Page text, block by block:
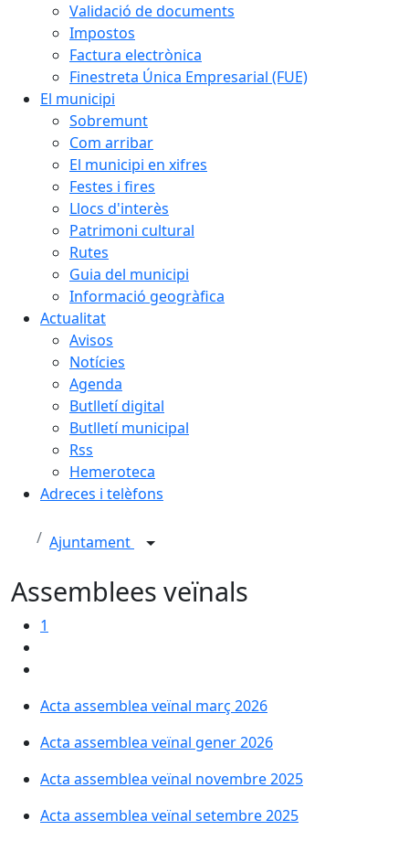
Validació de documents
Impostos
Factura electrònica
Finestreta Única Empresarial (FUE)
El municipi
Sobremunt
Com arribar
El municipi en xifres
Festes i fires
Llocs d'interès
Patrimoni cultural
Rutes
Guia del municipi
Informació geogràfica
Actualitat
Avisos
Notícies
Agenda
Butlletí digital
Butlletí municipal
Rss
Hemeroteca
Adreces i telèfons
Ajuntament
Assemblees veïnals
1
Acta assemblea veïnal març 2026
Acta assemblea veïnal gener 2026
Acta assemblea veïnal novembre 2025
Acta assemblea veïnal setembre 2025